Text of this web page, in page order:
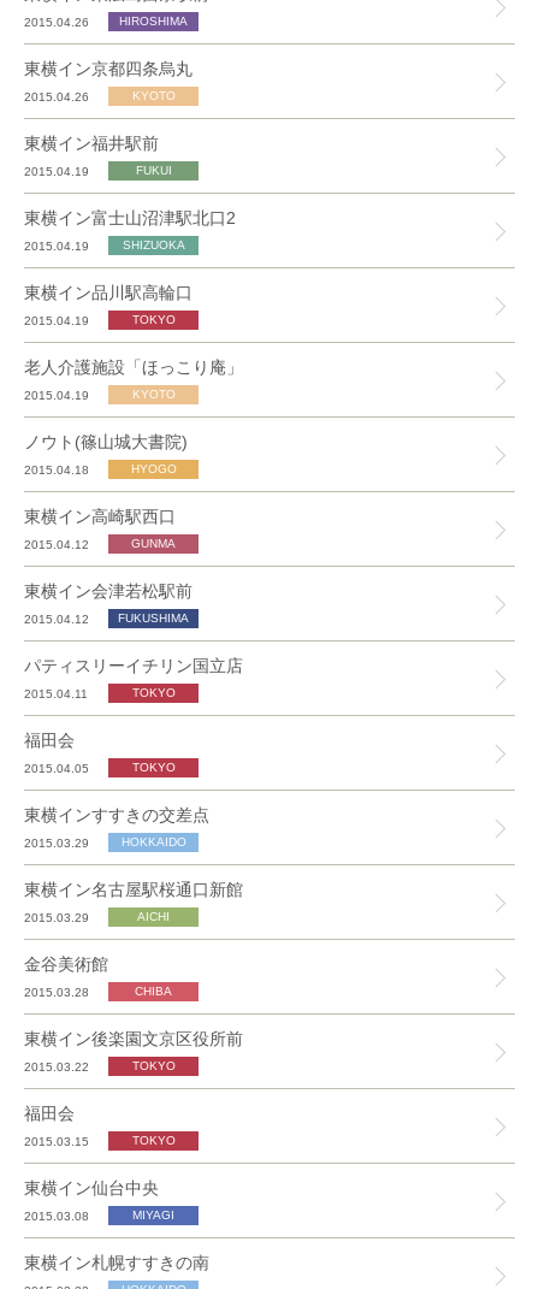
2015.04.26
東横イン京都四条烏丸
2015.04.26
東横イン福井駅前
2015.04.19
東横イン富士山沼津駅北口2
2015.04.19
東横イン品川駅高輪口
2015.04.19
老人介護施設「ほっこり庵」
2015.04.19
ノウト(篠山城大書院)
2015.04.18
東横イン高崎駅西口
2015.04.12
東横イン会津若松駅前
2015.04.12
パティスリーイチリン国立店
2015.04.11
福田会
2015.04.05
東横インすすきの交差点
2015.03.29
東横イン名古屋駅桜通口新館
2015.03.29
金谷美術館
2015.03.28
東横イン後楽園文京区役所前
2015.03.22
福田会
2015.03.15
東横イン仙台中央
2015.03.08
東横イン札幌すすきの南